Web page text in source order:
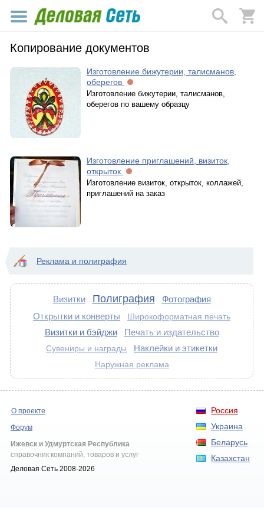
Копирование документов
Изготовление бижутерии, талисманов,
оберегов
Изготовление бижутерии, талисманов,
оберегов по вашему образцу
Изготовление приглашений, визиток,
открыток
Изготовление визиток, открыток, коллажей,
приглашений на заказ
Реклама и полиграфия
Визитки Полиграфия
Фотография
Открытки и конверты
Широкоформатная печать
Визитки и бэйджи Печать и издательство
Сувениры и награды Наклейки и этикетки
Наружная реклама
Россия
Украина
Беларусь
Казахстан
О проекте
Форум
Ижевск и Удмуртская Республика
справочник компаний, товаров и услуг
Деловая Сеть 2008-2026